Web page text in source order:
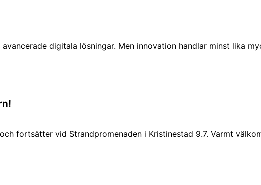
digitala lösningar. Men innovation handlar minst lika
fortsätter vid Strandpromenaden i Kristinestad 9.7. Varmt